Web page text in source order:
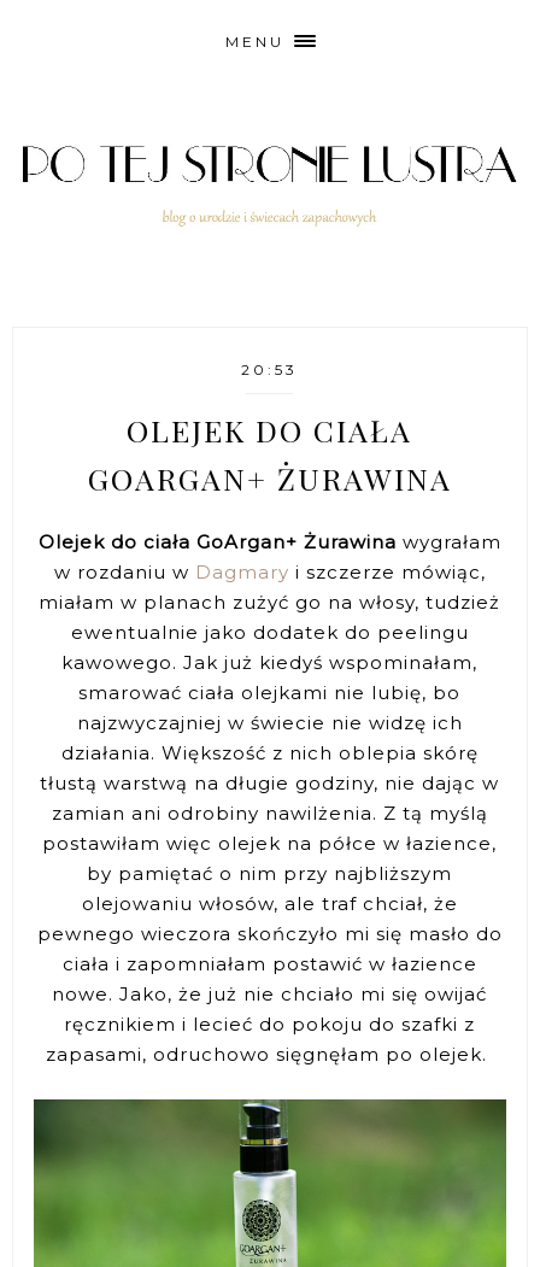
MENU
20:53
OLEJEK DO CIAŁA
GOARGAN+ ŻURAWINA
Olejek do ciała GoArgan+ Żurawina wygrałam
w rozdaniu w Dagmary i szczerze mówiąc,
miałam w planach zużyć go na włosy, tudzież
ewentualnie jako dodatek do peelingu
kawowego. Jak już kiedyś wspominałam,
smarować ciała olejkami nie lubię, bo
najzwyczajniej w świecie nie widzę ich
działania. Większość z nich oblepia skórę
tłustą warstwą na długie godziny, nie dając w
zamian ani odrobiny nawilżenia. Z tą myślą
postawiłam więc olejek na półce w łazience,
by pamiętać o nim przy najbliższym
olejowaniu włosów, ale traf chciał, że
pewnego wieczora skończyło mi się masło do
ciała i zapomniałam postawić w łazience
nowe. Jako, że już nie chciało mi się owijać
ręcznikiem i lecieć do pokoju do szafki z
zapasami, odruchowo sięgnęłam po olejek.